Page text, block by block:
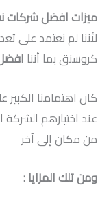
ميزات افضل شركات
لأننا لم نعتمد على
كروسنق بما أننا
كان اهتمامنا الكبير
عند اختيارهم
من مكان إلى آخر
ومن تلك المزايا :